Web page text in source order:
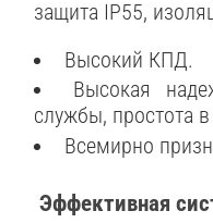
защита IP55,
Высокий КПД.
Высокая
службы, простота в
Всемирно
Эффективная